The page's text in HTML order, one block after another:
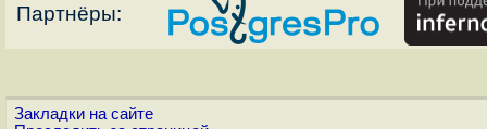
Партнёры:
Закладки на сайте